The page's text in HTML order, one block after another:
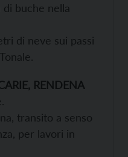
di buche nella
di neve sui passi
RENDENA
transito a senso
per lavori in